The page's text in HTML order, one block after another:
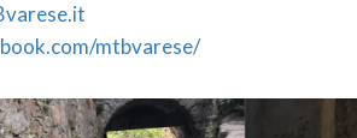
mtbvarese/